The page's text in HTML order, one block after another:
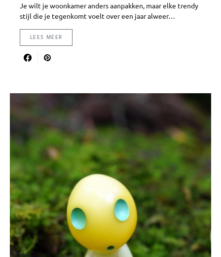
Je wilt je woonkamer anders aanpakken, maar elke trendy
stijl die je tegenkomt voelt over een jaar alweer…
LEES MEER